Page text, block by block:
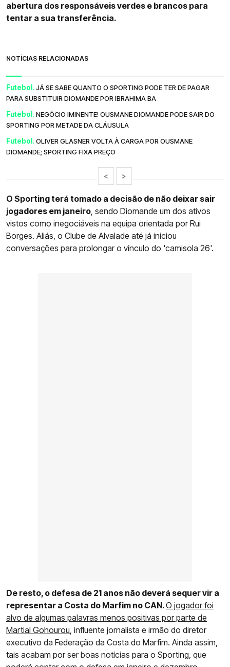
abertura dos responsáveis verdes e brancos para
tentar a sua transferência.
NOTÍCIAS RELACIONADAS
Futebol. JÁ SE SABE QUANTO O SPORTING PODE TER DE PAGAR
PARA SUBSTITUIR DIOMANDE POR IBRAHIMA BA
Futebol. NEGÓCIO IMINENTE! OUSMANE DIOMANDE PODE SAIR DO
SPORTING POR METADE DA CLÁUSULA
Futebol. OLIVER GLASNER VOLTA À CARGA POR OUSMANE
DIOMANDE; SPORTING FIXA PREÇO
< >
O Sporting terá tomado a decisão de não deixar sair
jogadores em janeiro, sendo Diomande um dos ativos
vistos como inegociáveis na equipa orientada por Rui
Borges. Aliás, o Clube de Alvalade até já iniciou
conversações para prolongar o vínculo do 'camisola 26'.
De resto, o defesa de 21 anos não deverá sequer vir a
representar a Costa do Marfim no CAN.O jogador foi
alvo de algumas palavras menos positivas por parte de
Martial Gohourou, influente jornalista e irmão do diretor
executivo da Federação da Costa do Marfim. Ainda assim,
tais acabam por ser boas notícias para o Sporting, que